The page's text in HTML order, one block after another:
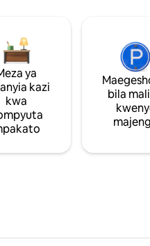
ya
kazi
kwa
bila